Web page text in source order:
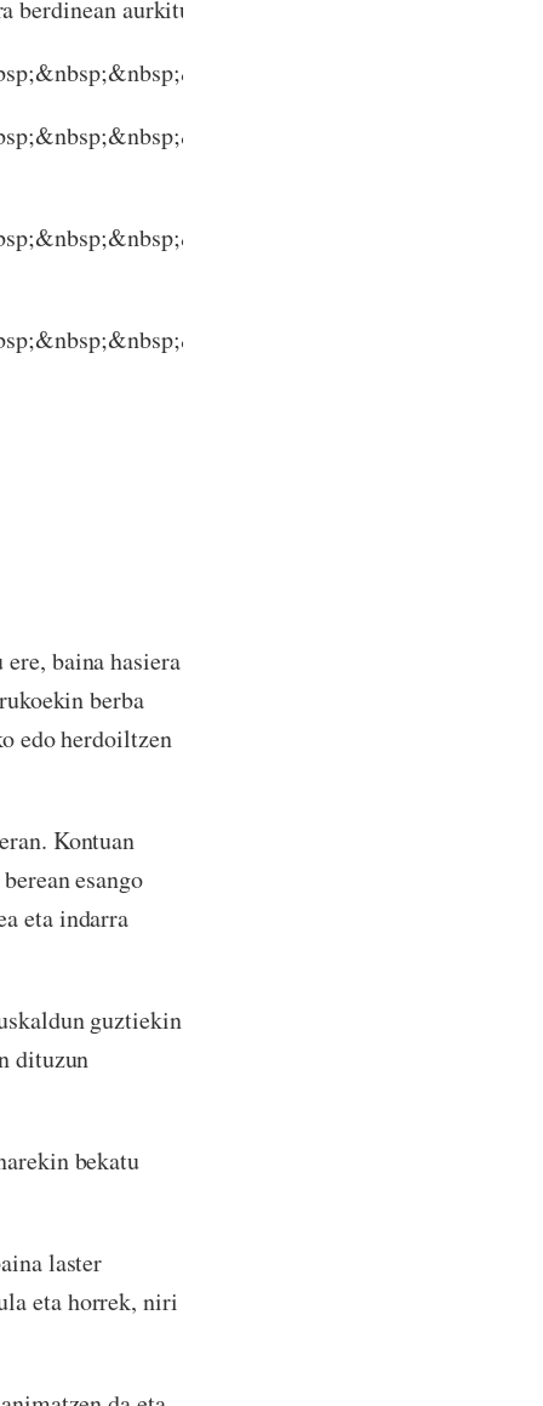
aurkitu ohi da, eta aurkezteko era
baina hasiera
berba
edo herdoiltzen
Kontuan
esango
eta indarra
guztiekin
dituzun
bekatu
laster
eta horrek, niri